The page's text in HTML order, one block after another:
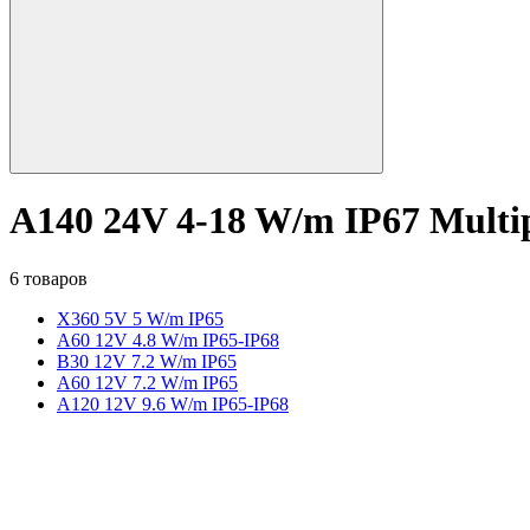
A140 24V 4-18 W/m IP67
6 товаров
X360 5V 5 W/m IP65
A60 12V 4.8 W/m IP65-IP68
B30 12V 7.2 W/m IP65
A60 12V 7.2 W/m IP65
A120 12V 9.6 W/m IP65-IP68